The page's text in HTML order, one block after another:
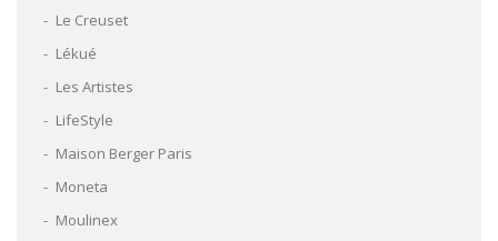
Le Creuset
Lékué
Les Artistes
LifeStyle
Maison Berger Paris
Moneta
Moulinex